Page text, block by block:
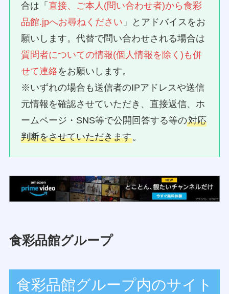
合は「 直接、ご本人(問い合わせ者)から食彩
品館.jpへお尋ねください 」とアドバイスをお
願いします。代替で問い合わせされる場合は
質問者についての情報(個人情報を除く)も併
せて連絡をお願いします。
※いずれの場合も送信者のIPアドレスや送信
元情報を確認させていただき、直接返信、ホ
ームページ・SNS等で公開回答する等の対応
判断をさせていただきます。
食彩品館グループ
食彩品館グループ内のサイト